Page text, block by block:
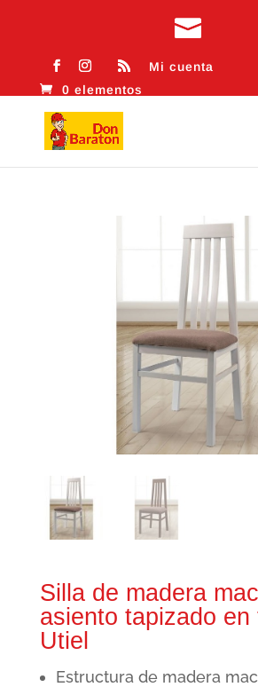
Mi cuenta
0 elementos
Silla de madera
asiento tapizado en
Utiel
Estructura de madera